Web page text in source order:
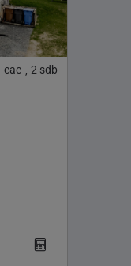
cac , 2 sdb